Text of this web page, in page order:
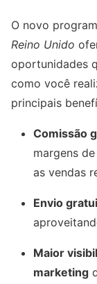
O novo
Reino Unido
oportunidades
como você
principais
Comissão
margens
as vendas
Envio
Maior
marketing